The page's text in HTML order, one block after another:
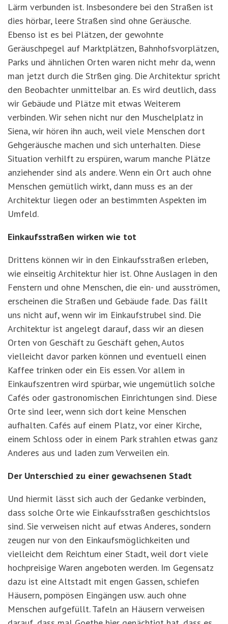
Lärm verbunden ist. Insbesondere bei den Straßen ist
dies hörbar, leere Straßen sind ohne Geräusche.
Ebenso ist es bei Plätzen, der gewohnte
Geräuschpegel auf Marktplätzen, Bahnhofsvorplätzen,
Parks und ähnlichen Orten waren nicht mehr da, wenn
man jetzt durch die Strßen ging. Die Architektur spricht
den Beobachter unmittelbar an. Es wird deutlich, dass
wir Gebäude und Plätze mit etwas Weiterem
verbinden. Wir sehen nicht nur den Muschelplatz in
Siena, wir hören ihn auch, weil viele Menschen dort
Gehgeräusche machen und sich unterhalten. Diese
Situation verhilft zu erspüren, warum manche Plätze
anziehender sind als andere. Wenn ein Ort auch ohne
Menschen gemütlich wirkt, dann muss es an der
Architektur liegen oder an bestimmten Aspekten im
Umfeld.
Einkaufsstraßen wirken wie tot
Drittens können wir in den Einkaufsstraßen erleben,
wie einseitig Architektur hier ist. Ohne Auslagen in den
Fenstern und ohne Menschen, die ein- und ausströmen,
erscheinen die Straßen und Gebäude fade. Das fällt
uns nicht auf, wenn wir im Einkaufstrubel sind. Die
Architektur ist angelegt darauf, dass wir an diesen
Orten von Geschäft zu Geschäft gehen, Autos
vielleicht davor parken können und eventuell einen
Kaffee trinken oder ein Eis essen. Vor allem in
Einkaufszentren wird spürbar, wie ungemütlich solche
Cafés oder gastronomischen Einrichtungen sind. Diese
Orte sind leer, wenn sich dort keine Menschen
aufhalten. Cafés auf einem Platz, vor einer Kirche,
einem Schloss oder in einem Park strahlen etwas ganz
Anderes aus und laden zum Verweilen ein.
Der Unterschied zu einer gewachsenen Stadt
Und hiermit lässt sich auch der Gedanke verbinden,
dass solche Orte wie Einkaufsstraßen geschichtslos
sind. Sie verweisen nicht auf etwas Anderes, sondern
zeugen nur von den Einkaufsmöglichkeiten und
vielleicht dem Reichtum einer Stadt, weil dort viele
hochpreisige Waren angeboten werden. Im Gegensatz
dazu ist eine Altstadt mit engen Gassen, schiefen
Häusern, pompösen Eingängen usw. auch ohne
Menschen aufgefüllt. Tafeln an Häusern verweisen